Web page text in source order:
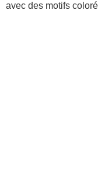
avec des motifs